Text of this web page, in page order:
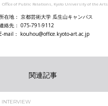
Office of Public Relations, Kyoto University of the Arts
所在地： 京都芸術大学 瓜生山キャンパス
絡先： 075-791-9112
E-mail： kouhou@office.kyoto-art.ac.jp
関連記事
INTERVIEW